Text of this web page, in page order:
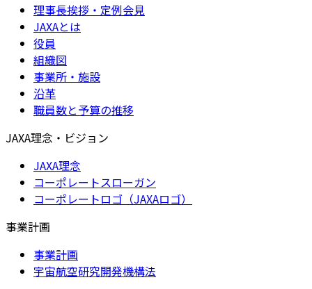
理事長挨拶・定例会見
JAXAとは
役員
組織図
事業所・施設
沿革
職員数と予算の推移
JAXA理念・ビジョン
JAXA理念
コーポレートスローガン
コーポレートロゴ（JAXAロゴ）
事業計画
事業計画
宇宙航空研究開発機構法